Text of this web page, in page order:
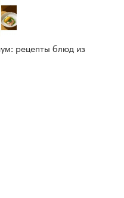
рецепты блюд из